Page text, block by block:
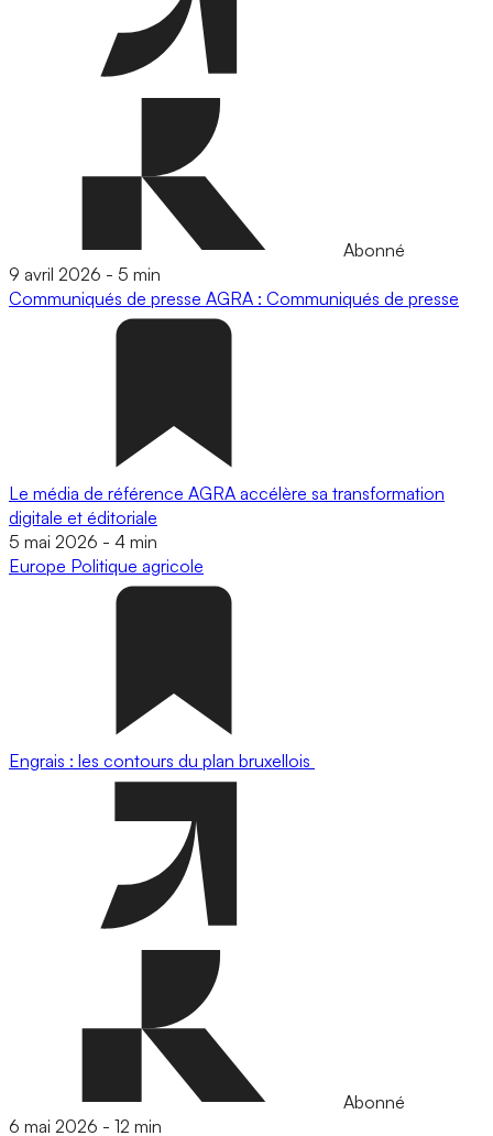
Abonné
9 avril 2026 - 5 min
Communiqués de presse AGRA : Communiqués de presse
Le média de référence AGRA accélère sa transformation
digitale et éditoriale
5 mai 2026 - 4 min
Europe Politique agricole
Engrais : les contours du plan bruxellois
Abonné
6 mai 2026 - 12 min